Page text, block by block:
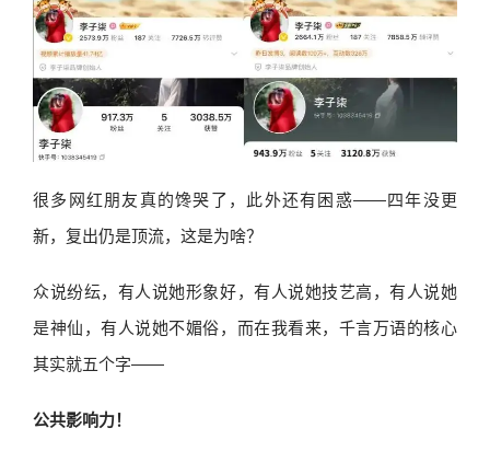
很多网红朋友真的馋哭了，此外还有困惑——四年没更
新，复出仍是顶流，这是为啥？
众说纷纭，有人说她形象好，有人说她技艺高，有人说她
是神仙，有人说她不媚俗，而在我看来，千言万语的核心
其实就五个字——
公共影响力！